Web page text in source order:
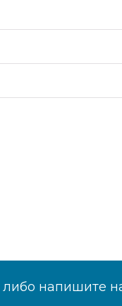
либо напишите